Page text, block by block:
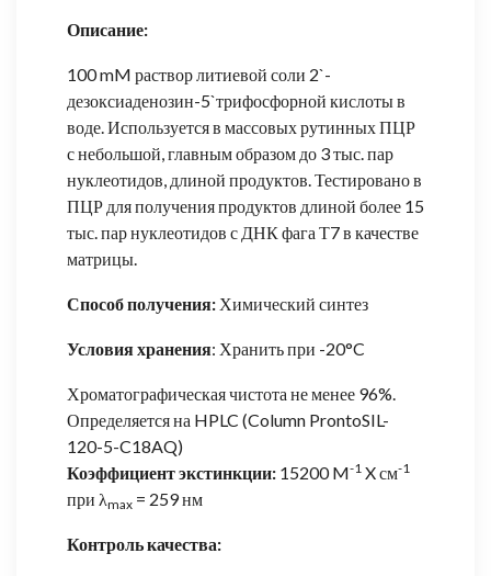
Описание:
100 mM раствор литиевой соли 2`-
дезоксиаденозин-5`трифосфорной кислоты в
воде. Используется в массовых рутинных ПЦР
с небольшой, главным образом до 3 тыс. пар
нуклеотидов, длиной продуктов. Тестировано в
ПЦР для получения продуктов длиной более 15
тыс. пар нуклеотидов с ДНК фага Т7 в качестве
матрицы.
Способ получения: Химический синтез
Условия хранения: Хранить при -20°C
Хроматографическая чистота не менее 96%.
Определяется на HPLC (Column ProntoSIL-
120-5-C18AQ)
Коэффициент экстинкции: 15200 M-1 X см-1
при λmax = 259 нм
Контроль качества: